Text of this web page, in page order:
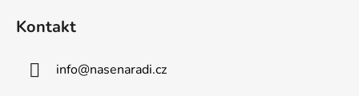
Kontakt
info@nasenaradi.cz